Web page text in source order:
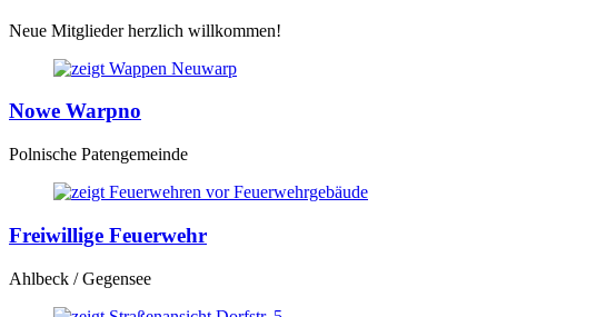
Neue Mitglieder herzlich willkommen!
Nowe Warpno
Polnische Patengemeinde
Freiwillige Feuerwehr
Ahlbeck / Gegensee